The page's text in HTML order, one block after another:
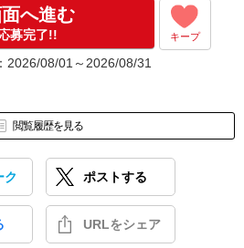
へ進む
募完了!! キープ
2026/08/01～2026/08/31
閲覧履歴を見る
ク ポストする
URLをシェア